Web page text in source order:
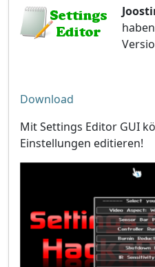
Download
Mit Settings Editor GUI
Einstellungen editieren!